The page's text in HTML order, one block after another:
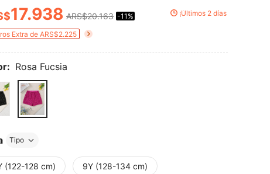
AND AVAILABILITY
17.938 ARS$20.163 -11% ¡Últimos 2 días
Extra de ARS$2.225
Rosa Fucsia
Tipo
(122-128 cm) 9Y (128-134 cm)